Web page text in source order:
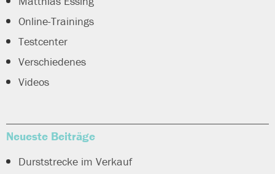
Online-Trainings
Testcenter
Verschiedenes
Videos
Neueste Beiträge
Durststrecke im Verkauf